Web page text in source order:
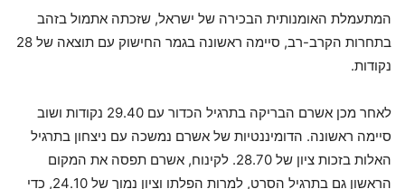
המתעמלת האומנותית הבכירה של ישראל, שזכתה אתמול בזהב
בתחרות הקרב-רב, סיימה ראשונה בגמר החישוק עם תוצאה של 28
נקודות.
לאחר מכן אשרם הבריקה בתרגיל הכדור עם 29.40 נקודות ושוב
סיימה ראשונה. הדומיננטיות של אשרם נמשכה עם ניצחון בתרגיל
האלות בזכות ציון של 28.70. לקינוח, אשרם תפסה את המקום
הראשון גם בתרגיל הסרט, למרות הפלתו וציון נמוך של 24.10, כדי